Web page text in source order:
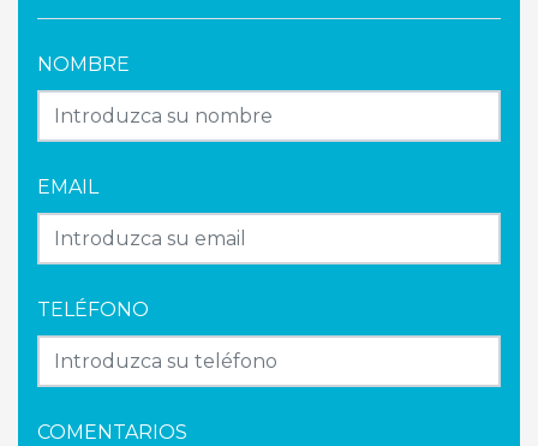
NOMBRE
EMAIL
TELÉFONO
COMENTARIOS